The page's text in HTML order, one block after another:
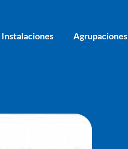
Instalaciones Agrupaciones